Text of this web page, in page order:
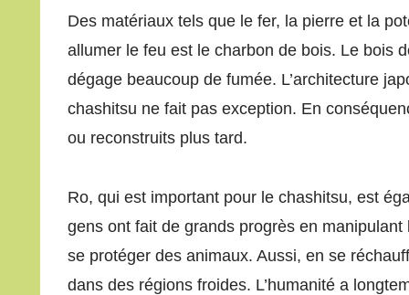
Des matériaux tels que le fer, la pierre et la
allumer le feu est le charbon de bois. Le bois
dégage beaucoup de fumée. L’architecture
chashitsu ne fait pas exception. En
ou reconstruits plus tard.
Ro, qui est important pour le chashitsu, est
gens ont fait de grands progrès en
se protéger des animaux. Aussi, en se
dans des régions froides. L’humanité a